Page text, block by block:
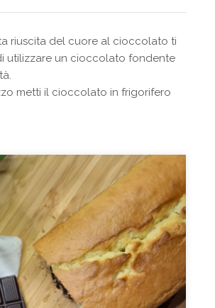
riuscita del cuore al cioccolato ti
utilizzare un cioccolato fondente
metti il cioccolato in frigorifero